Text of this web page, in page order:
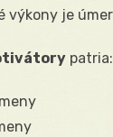
výkony je
patria: